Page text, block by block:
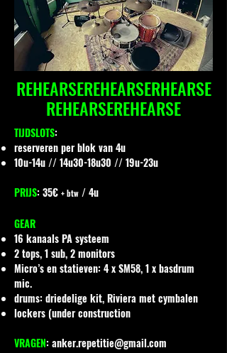
REHEARSEREHEARSERHEARSE
REHEARSEREHEARSE
TIJDSLOTS:
reserveren per blok van 4u
10u-14u // 14u30-18u30 // 19u-23u
PRIJS​: 35€ + btw / 4u
GEAR
16 kanaals PA systeem
2 tops, 1 sub, 2 monitors
Micro’s en statieven: 4 x SM58, 1 x basdrum
mic.
drums: driedelige kit, Riviera met cymbalen
lockers (under construction
VRAGEN: anker.repetitie@gmail.com